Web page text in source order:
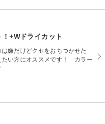
+Wドライカット
嫌だけどクセをおちつかせた
たい方にオススメです！ カラー